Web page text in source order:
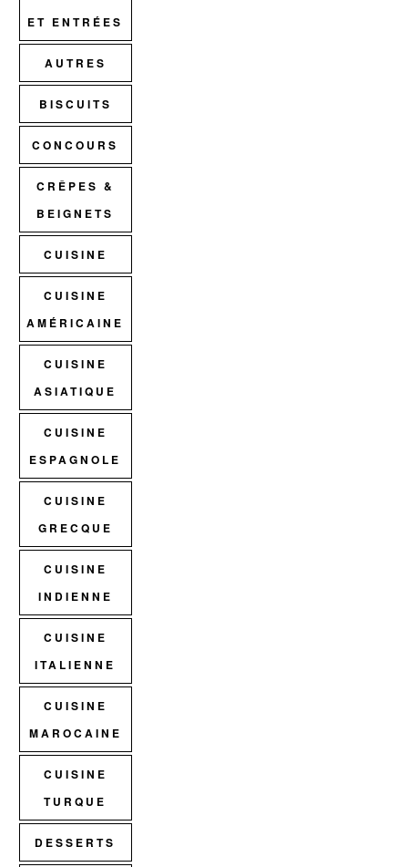
ET ENTRÉES
AUTRES
BISCUITS
CONCOURS
CRÊPES &
BEIGNETS
CUISINE
CUISINE
AMÉRICAINE
CUISINE
ASIATIQUE
CUISINE
ESPAGNOLE
CUISINE
GRECQUE
CUISINE
INDIENNE
CUISINE
ITALIENNE
CUISINE
MAROCAINE
CUISINE
TURQUE
DESSERTS